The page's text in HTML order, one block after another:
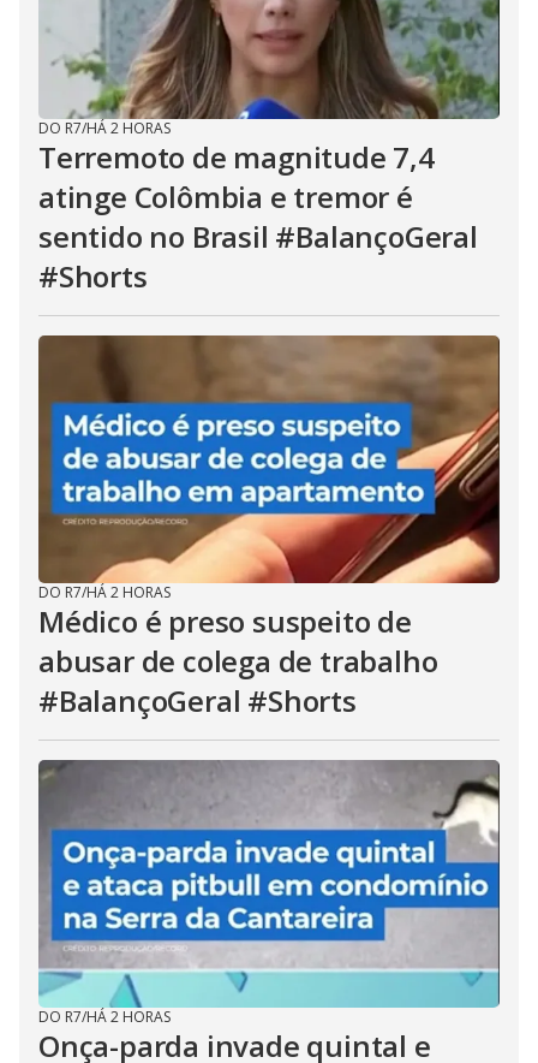
DO R7/HÁ 2 HORAS
Terremoto de magnitude 7,4
atinge Colômbia e tremor é
sentido no Brasil #BalançoGeral
#Shorts
DO R7/HÁ 2 HORAS
Médico é preso suspeito de
abusar de colega de trabalho
#BalançoGeral #Shorts
DO R7/HÁ 2 HORAS
Onça-parda invade quintal e